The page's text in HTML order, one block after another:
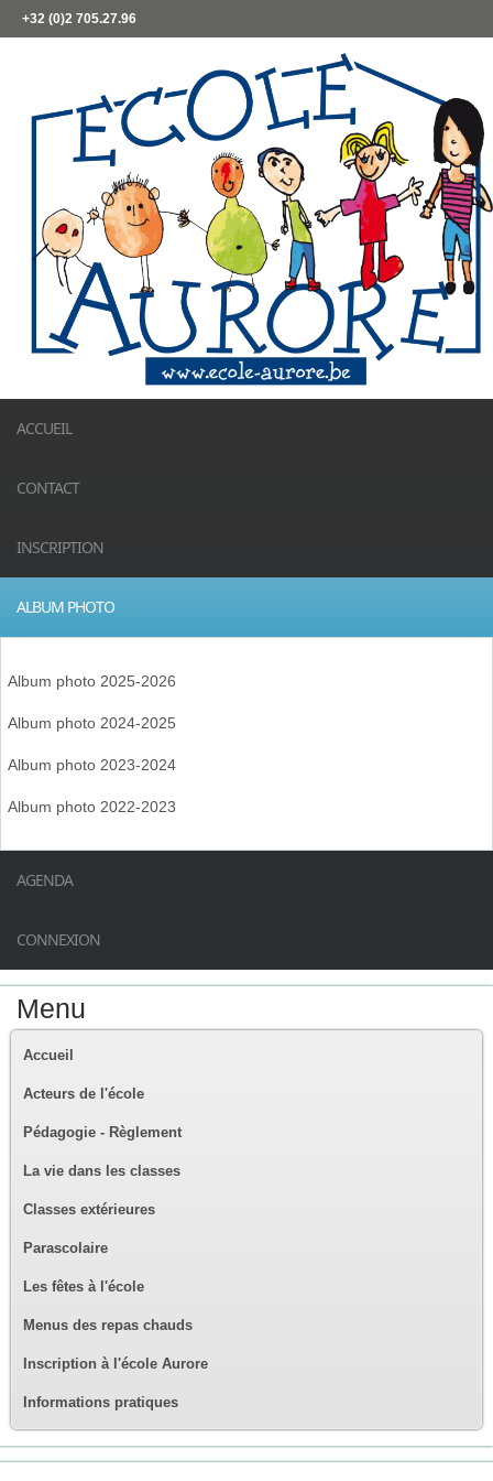
+32 (0)2 705.27.96
ACCUEIL
CONTACT
INSCRIPTION
ALBUM PHOTO
Album photo 2025-2026
Album photo 2024-2025
Album photo 2023-2024
Album photo 2022-2023
AGENDA
CONNEXION
Menu
Accueil
Acteurs de l'école
Pédagogie - Règlement
La vie dans les classes
Classes extérieures
Parascolaire
Les fêtes à l'école
Menus des repas chauds
Inscription à l'école Aurore
Informations pratiques